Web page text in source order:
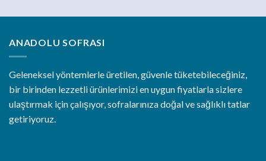
ANADOLU SOFRASI
Geleneksel yöntemlerle üretilen, güvenle tüketebileceğiniz,
bir birinden lezzetli ürünlerimizi en uygun fiyatlarla sizlere
ulaştırmak için çalışıyor, sofralarınıza doğal ve sağlıklı tatlar
getiriyoruz.